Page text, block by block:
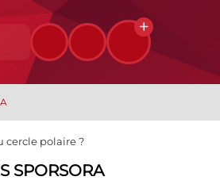
cercle polaire ?
SPORSORA